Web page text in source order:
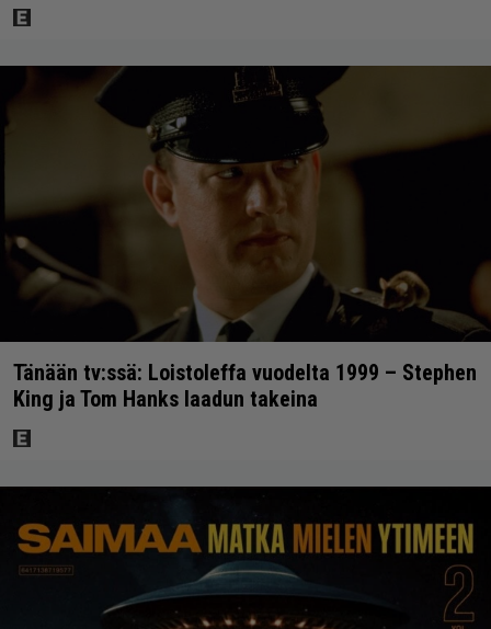
Tänään tv:ssä: Loistoleffa vuodelta 1999 – Stephen
King ja Tom Hanks laadun takeina